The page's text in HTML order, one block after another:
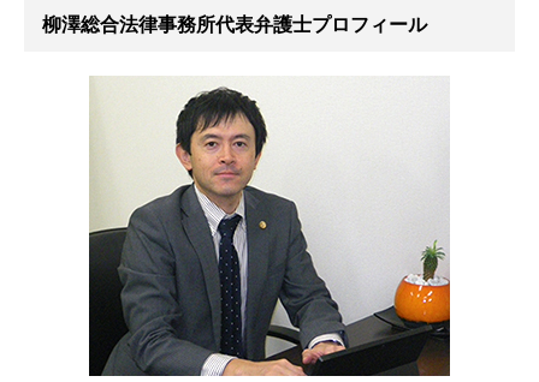
柳澤総合法律事務所代表弁護士プロフィール